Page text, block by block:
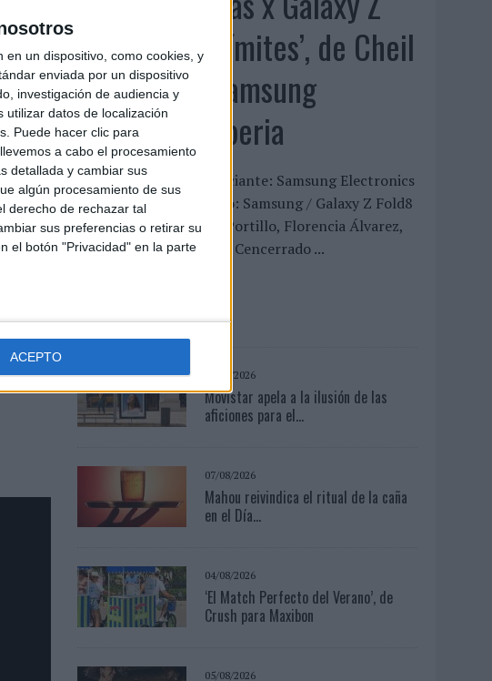
un dispositivo, como cookies, y
enviada por un dispositivo
investigación de audiencia y
utilizar datos de localización
Puede hacer clic para
a cabo el procesamiento
detallada y cambiar sus
algún procesamiento de sus
derecho de rechazar tal
sus preferencias o retirar su
el botón "Privacidad" en la parte
ACEPTO
Fold8 – Sin límites’, de Cheil
Spain para Samsung
Electronics Iberia
FICHA TÉCNICA Anunciante: Samsung Electronics
Iberia Marca / Producto: Samsung / Galaxy Z Fold8
Equipo cliente: Xavier Portillo, Florencia Álvarez,
Laura Raimundo, María Cencerrado ...
03/08/2026
Movistar apela a la ilusión de las
aficiones para el...
07/08/2026
Mahou reivindica el ritual de la caña
en el Día...
04/08/2026
‘El Match Perfecto del Verano’, de
Crush para Maxibon
05/08/2026